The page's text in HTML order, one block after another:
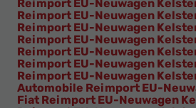
Reimport EU-Neuwagen
Reimport EU-Neuwagen
Reimport EU-Neuwagen
Reimport EU-Neuwagen
Reimport EU-Neuwagen
Reimport EU-Neuwagen
Reimport EU-Neuwagen
Automobile Reimport EU-
Fiat Reimport EU-Neuwagen